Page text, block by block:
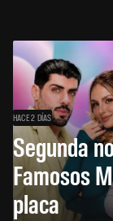
HACE 2 DÍAS
Segunda
Famosos
placa